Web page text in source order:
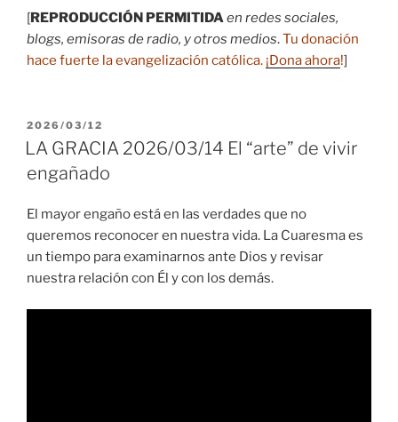
[REPRODUCCIÓN PERMITIDAen redes sociales,
blogs, emisoras de radio, y otros medios.Tu donación
hace fuerte la evangelización católica. ¡Dona ahora!]
PUBLICADO
EL
2026/03/12
LA GRACIA 2026/03/14 El “arte” de vivir
engañado
El mayor engaño está en las verdades que no
queremos reconocer en nuestra vida. La Cuaresma es
un tiempo para examinarnos ante Dios y revisar
nuestra relación con Él y con los demás.